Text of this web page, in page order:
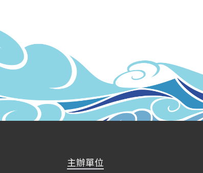
主辦單位